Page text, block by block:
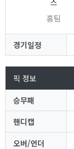
스
홈팀
경기일정
픽 정보
승무패
핸디캡
오버/언더